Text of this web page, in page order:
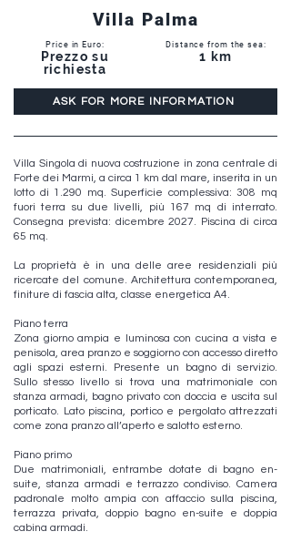
Villa Palma
Price in Euro:
Prezzo su
richiesta
Distance from the sea:
1 km
ASK FOR MORE INFORMATION
Villa Singola di nuova costruzione in zona centrale di
Forte dei Marmi, a circa 1 km dal mare, inserita in un
lotto di 1.290 mq. Superficie complessiva: 308 mq
fuori terra su due livelli, più 167 mq di interrato.
Consegna prevista: dicembre 2027. Piscina di circa
65 mq.
La proprietà è in una delle aree residenziali più
ricercate del comune. Architettura contemporanea,
finiture di fascia alta, classe energetica A4.
Piano terra
Zona giorno ampia e luminosa con cucina a vista e
penisola, area pranzo e soggiorno con accesso diretto
agli spazi esterni. Presente un bagno di servizio.
Sullo stesso livello si trova una matrimoniale con
stanza armadi, bagno privato con doccia e uscita sul
porticato. Lato piscina, portico e pergolato attrezzati
come zona pranzo all’aperto e salotto esterno.
Piano primo
Due matrimoniali, entrambe dotate di bagno en-
suite, stanza armadi e terrazzo condiviso. Camera
padronale molto ampia con affaccio sulla piscina,
terrazza privata, doppio bagno en-suite e doppia
cabina armadi.